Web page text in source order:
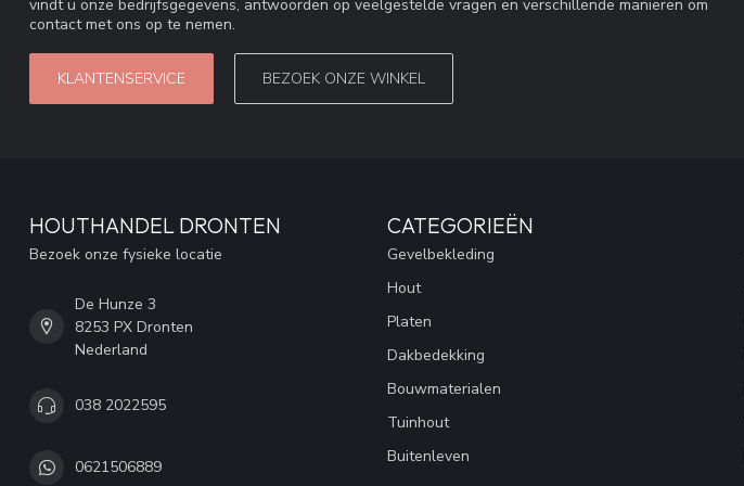
vindt u onze bedrijfsgegevens, antwoorden op veelgestelde vragen en verschillende manieren om
contact met ons op te nemen.
KLANTENSERVICE BEZOEK ONZE WINKEL
HOUTHANDEL DRONTEN
Bezoek onze fysieke locatie
De Hunze 3
8253 PX Dronten
Nederland
038 2022595
0621506889
CATEGORIEËN
Gevelbekleding
Hout
Platen
Dakbedekking
Bouwmaterialen
Tuinhout
Buitenleven